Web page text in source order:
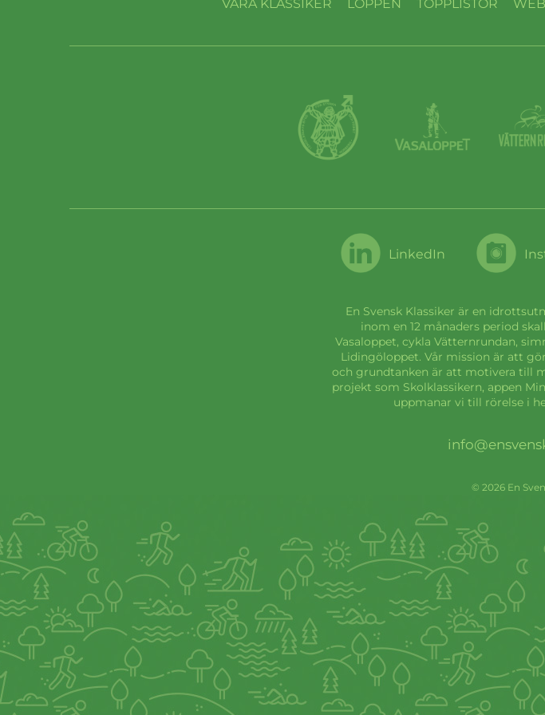
VÅRA KLASSIKER LOPPEN TOPPLISTOR
LinkedIn
En Svensk Klassiker är en
inom en 12 månaders period
Vasaloppet, cykla Vätternrundan,
Lidingöloppet. Vår mission är att
och grundtanken är att motivera till
projekt som Skolklassikern, appen
uppmanar vi till rörelse i
© 2026 En